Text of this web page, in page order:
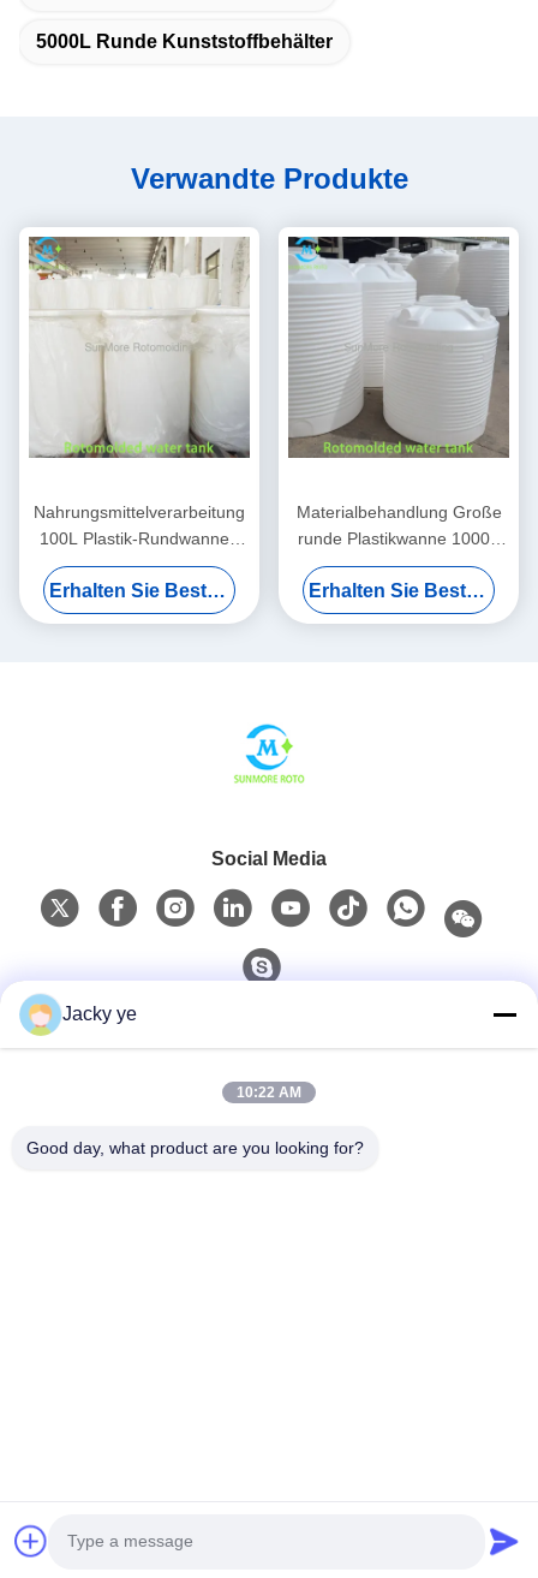
5000L Runde Kunststoffbehälter
Verwandte Produkte
Nahrungsmittelverarbeitung
100L Plastik-Rundwannen
mit rotationalen geformten
LLDPE-Hoch- /
Niedrigstrukturen
Erhalten Sie Besten Preis
Materialbehandlung Große
runde Plastikwanne 1000L
für industrielle Systeme
Erhalten Sie Besten Preis
Social Media
2026 Changzhou SunMore Rotomolding Technology Co., ltd . Alle
Jacky ye
10:22 AM
Good day, what product are you looking for?